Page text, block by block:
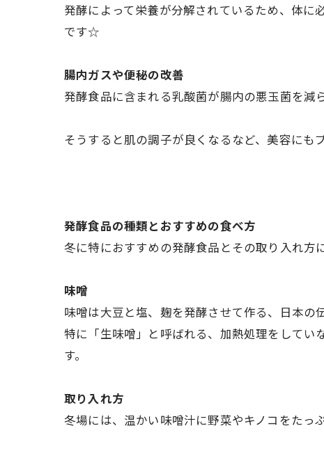
発酵によって栄養が分解されているため、体に
です☆
腸内ガスや便秘の改善
発酵食品に含まれる乳酸菌が腸内の悪玉菌を減
そうすると肌の調子が良くなるなど、美容に
発酵食品の種類とおすすめの食べ方
冬に特におすすめの発酵食品とその取り入れ
味噌
味噌は大豆と塩、麹を発酵させて作る、日本の
特に「生味噌」と呼ばれる、加熱処理をして
す。
取り入れ方
冬場には、温かい味噌汁に野菜やキノコをたっ